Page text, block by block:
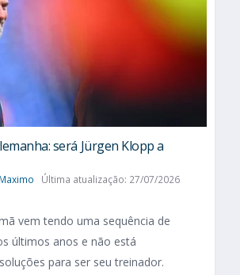
será Jürgen Klopp a
Última atualização: 27/07/2026
vem tendo uma sequência de
últimos anos e não está
para ser seu treinador.